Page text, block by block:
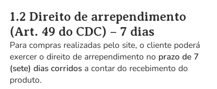
1.2 Direito de arrependimento
(Art. 49 do CDC) – 7 dias
Para compras realizadas pelo site, o cliente poderá
exercer o direito de arrependimento no prazo de 7
(sete) dias corridos a contar do recebimento do
produto.